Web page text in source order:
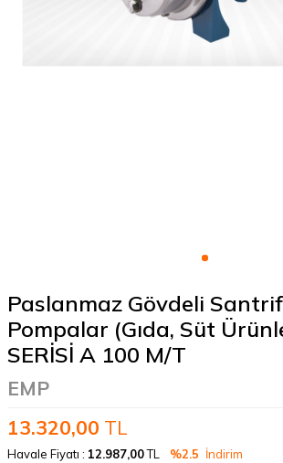
Paslanmaz Gövdeli
Pompalar (Gıda, Süt
SERİSİ A 100 M/T
EMP
13.320,00 TL
Havale Fiyatı : 12.987,00TL %2.5 İndirim